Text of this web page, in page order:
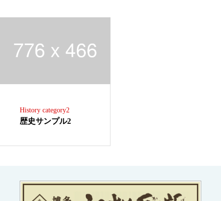
History category2
歴史サンプル2